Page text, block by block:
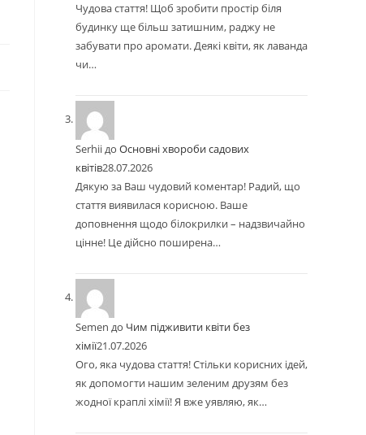
Чудова стаття! Щоб зробити простір біля
будинку ще більш затишним, раджу не
забувати про аромати. Деякі квіти, як лаванда
чи…
Serhiiдо Основні хвороби садових
квітів28.07.2026
Дякую за Ваш чудовий коментар! Радий, що
стаття виявилася корисною. Ваше
доповнення щодо білокрилки – надзвичайно
цінне! Це дійсно поширена…
Semen до Чим підживити квіти без
хімії21.07.2026
Ого, яка чудова стаття! Стільки корисних ідей,
як допомогти нашим зеленим друзям без
жодної краплі хімії! Я вже уявляю, як…